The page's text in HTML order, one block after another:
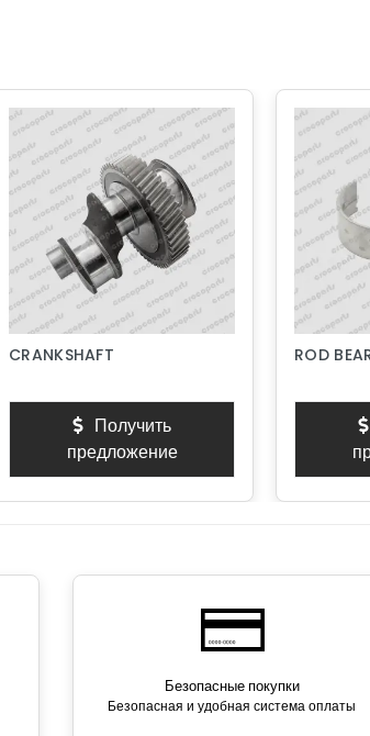
CRANKSHAFT
Получить
предложение
ROD
Безопасные покупки
Безопасная и удобная система оплаты